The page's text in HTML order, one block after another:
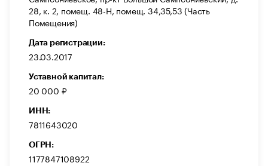
28, к. 2, помещ. 48-Н, помещ. 34,35,53 (Часть
Помещения)
Дата регистрации:
23.03.2017
Уставной капитал:
20 000 ₽
ИНН:
7811643020
ОГРН:
1177847108922